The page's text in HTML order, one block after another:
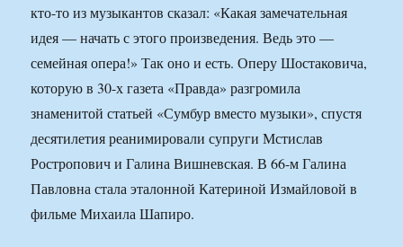
кто-то из музыкантов сказал: «Какая замечательная
идея — начать с этого произведения. Ведь это —
семейная опера!» Так оно и есть. Оперу Шостаковича,
которую в 30-х газета «Правда» разгромила
знаменитой статьей «Сумбур вместо музыки», спустя
десятилетия реанимировали супруги Мстислав
Ростропович и Галина Вишневская. В 66-м Галина
Павловна стала эталонной Катериной Измайловой в
фильме Михаила Шапиро.